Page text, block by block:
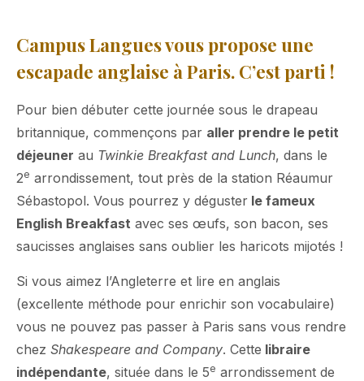
Campus Langues vous propose une
escapade anglaise à Paris. C’est parti !
Pour bien débuter cette journée sous le drapeau
britannique, commençons par aller prendre le petit
déjeuner au Twinkie Breakfast and Lunch, dans le
2e arrondissement, tout près de la station Réaumur
Sébastopol. Vous pourrez y déguster le fameux
English Breakfast avec ses œufs, son bacon, ses
saucisses anglaises sans oublier les haricots mijotés !
Si vous aimez l’Angleterre et lire en anglais
(excellente méthode pour enrichir son vocabulaire)
vous ne pouvez pas passer à Paris sans vous rendre
chez Shakespeare and Company. Cette libraire
indépendante, située dans le 5e arrondissement de